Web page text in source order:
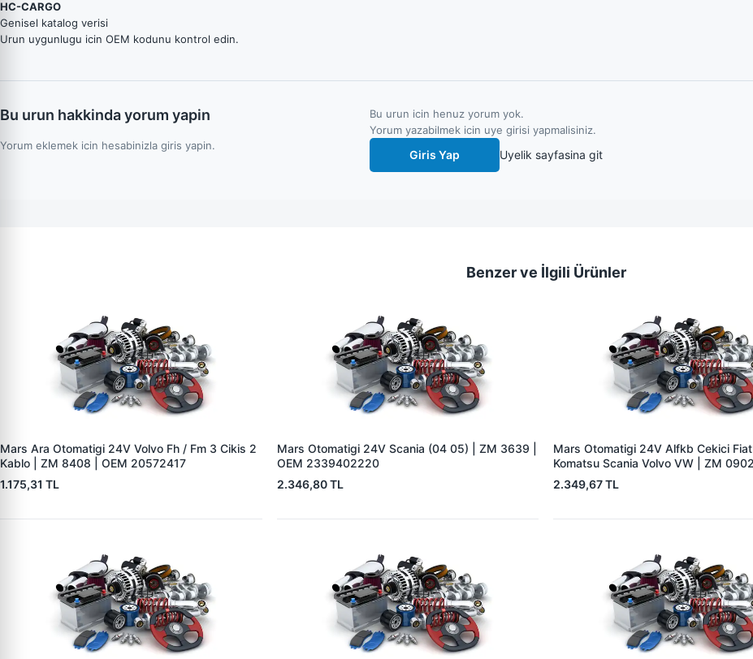
HC-CARGO
Genisel katalog verisi
Urun uygunlugu icin OEM kodunu kontrol edin.
Bu urun hakkinda yorum yapin
Yorum eklemek icin hesabinizla giris yapin.
Bu urun icin henuz yorum yok.
Yorum yazabilmek icin uye girisi yapmalisiniz.
Giris Yap Uyelik sayfasina git
Benzer ve İlgili Ürünler
Mars Ara Otomatigi 24V Volvo Fh / Fm 3 Cikis 2
Kablo | ZM 8408 | OEM 20572417
1.175,31 TL
Mars Otomatigi 24V Scania (04 05) | ZM 3639 |
OEM 2339402220
2.346,80 TL
Mars Otomatigi 24V Alfkb Cekici
Komatsu Scania Volvo VW | ZM
210995
2.349,67 TL